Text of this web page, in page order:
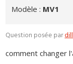
Modèle : MV1
Question posée par
comment changer